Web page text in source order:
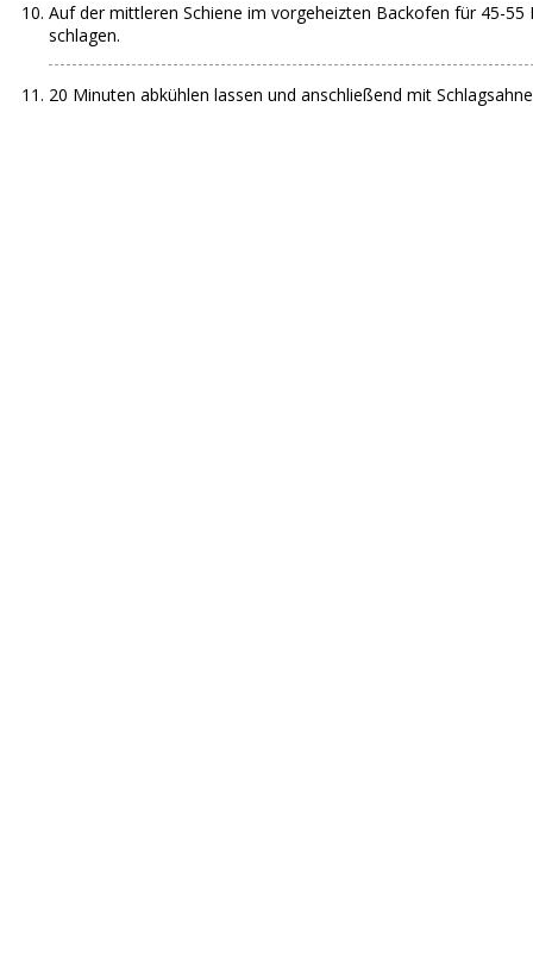
Auf der mittleren Schiene im vorgeheizten Backofen für 45-
schlagen.
20 Minuten abkühlen lassen und anschließend mit